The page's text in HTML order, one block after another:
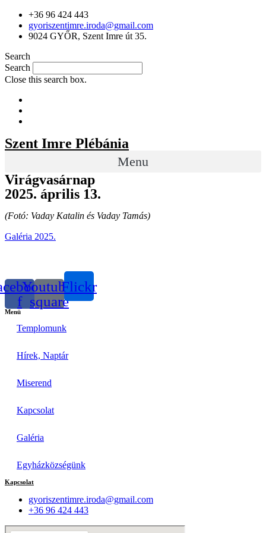
+36 96 424 443
gyoriszentimre.iroda@gmail.com
9024 GYŐR, Szent Imre út 35.
Search
Search
Close this search box.
Szent Imre Plébánia
Menu
Virágvasárnap
2025. április 13.
(Fotó: Vaday Katalin és Vaday Tamás)
Galéria 2025.
f
Youtube-
square
Flickr
Menü
Templomunk
Hírek, Naptár
Miserend
Kapcsolat
Galéria
Egyházközségünk
Kapcsolat
gyoriszentimre.iroda@gmail.com
+36 96 424 443